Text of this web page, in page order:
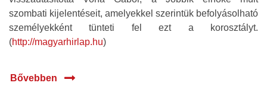
szombati kijelentéseit, amelyekkel szerintük befolyásolható
személyekként tünteti fel ezt a korosztályt.
(http://magyarhirlap.hu)
Bővebben